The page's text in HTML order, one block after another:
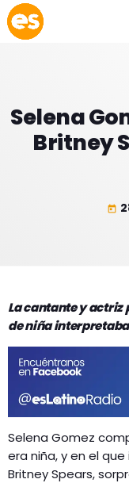
play_arrow EMISIÓN LA
play_arrow EMISIÓN
ACTUALIDAD
ESPECTÁCULOS
GEEKERS
INICIO
RADIO SPLENDID
CONTACTO
Selena
Britney
today
La cantante y actriz
de niña
Selena Gomez
era niña, y en el
Britney Spears,